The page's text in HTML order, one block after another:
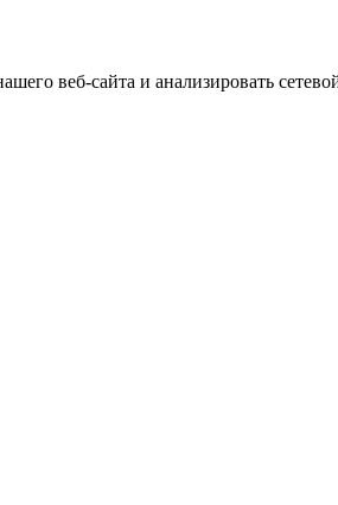
веб-сайта и анализировать